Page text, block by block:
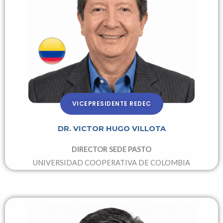
VICEPRESIDENTE REDEC
DR. VICTOR HUGO VILLOTA
DIRECTOR SEDE PASTO
UNIVERSIDAD COOPERATIVA DE COLOMBIA